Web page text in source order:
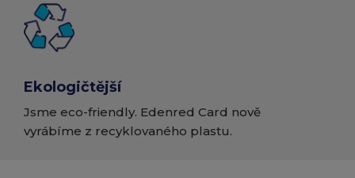
Ekologičtější
Jsme eco-friendly. Edenred Card nově
vyrábíme z recyklovaného plastu.